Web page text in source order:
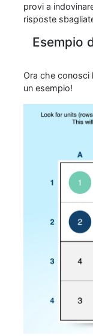
provi a
risposte
Esempio
Ora che conosci
un esempio!